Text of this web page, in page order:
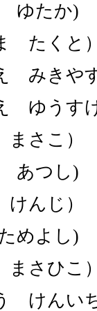
ゆたか)
ま たく
みき
ゆう
まさこ
あつし)
けんじ
めよし)
まさひ
けん